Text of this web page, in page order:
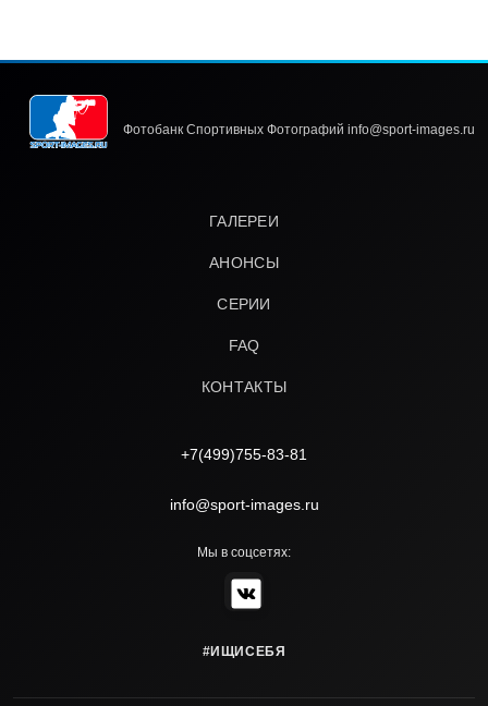
Фотобанк Спортивных Фотографий info@sport-images.ru
ГАЛЕРЕИ
АНОНСЫ
СЕРИИ
FAQ
КОНТАКТЫ
+7(499)755-83-81
info@sport-images.ru
Мы в соцсетях:
#ИЩИСЕБЯ